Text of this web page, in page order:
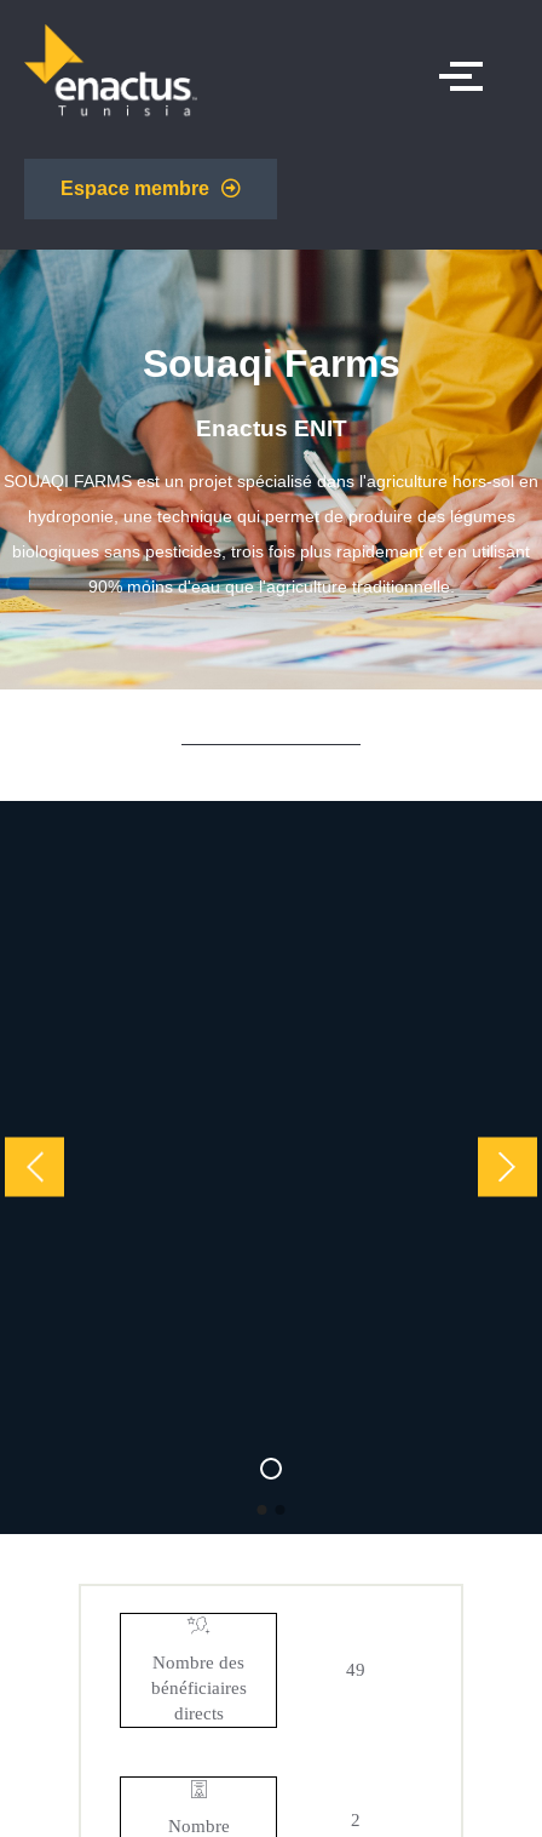
Espace membre
Souaqi Farms
Enactus ENIT
SOUAQI FARMS est un projet spécialisé dans l'agriculture hors-sol en
hydroponie, une technique qui permet de produire des légumes
biologiques sans pesticides, trois fois plus rapidement et en utilisant
90% moins d'eau que l'agriculture traditionnelle.
Nombre des
bénéficiaires
directs
49
Nombre
2